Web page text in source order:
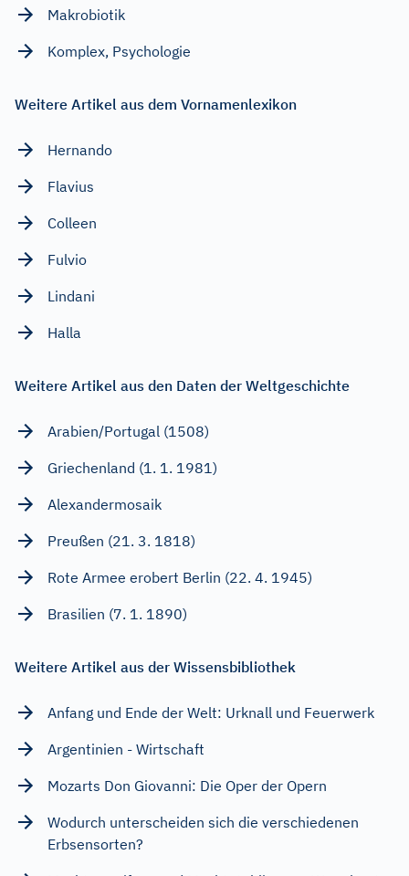
Makrobiotik
Komplex, Psychologie
Weitere Artikel aus dem Vornamenlexikon
Hernando
Flavius
Colleen
Fulvio
Lindani
Halla
Weitere Artikel aus den Daten der Weltgeschichte
Arabien/Portugal (1508)
Griechenland (1. 1. 1981)
Alexandermosaik
Preußen (21. 3. 1818)
Rote Armee erobert Berlin (22. 4. 1945)
Brasilien (7. 1. 1890)
Weitere Artikel aus der Wissensbibliothek
Anfang und Ende der Welt: Urknall und Feuerwerk
Argentinien - Wirtschaft
Mozarts Don Giovanni: Die Oper der Opern
Wodurch unterscheiden sich die verschiedenen
Erbsensorten?